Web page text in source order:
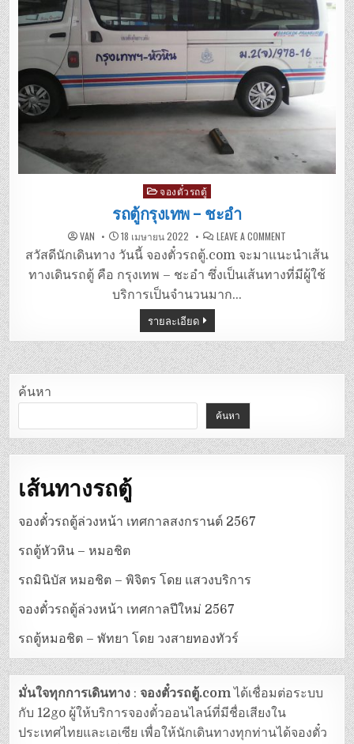
Posted
in
จองตั๋วรถตู้
รถตู้กรุงเทพ – ชะอำ
VAN 18 เมษายน 2022 LEAVE A COMMENT
ตู้
กรุงเทพ
–
ชะอำ
สวัสดีนักเดินทาง วันนี้ จองตั๋วรถตู้.com จะมาแนะนำเส้น
ทางเดินรถตู้ คือ กรุงเทพ – ชะอำ ซึ่งเป็นเส้นทางที่มีผู้ใช้
บริการเป็นจำนวนมาก…
รายละเอียด
ค้นหา
ค้นหา
เส้นทางรถตู้
จองตั๋วรถตู้ล่วงหน้า เทศกาลสงกรานต์ 2567
รถตู้หัวหิน – หมอชิต
รถมินิบัส หมอชิต – พิจิตร โดย แสวงบริการ
จองตั๋วรถตู้ล่วงหน้า เทศกาลปีใหม่ 2567
รถตู้หมอชิต – พัทยา โดย วงสายทองทัวร์
มั่นใจทุกการเดินทาง :จองตั๋วรถตู้.comได้เชื่อมต่อระบบ
กับ 12go ผู้ให้บริการจองตั๋วออนไลน์ที่มีชื่อเสียงใน
ประเทศไทยและเอเซีย เพื่อให้นักเดินทางทุกท่านได้จองตั๋ว